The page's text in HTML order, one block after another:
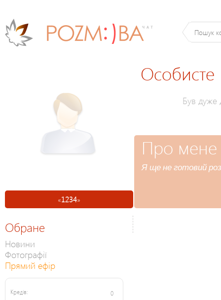
«1234»
Особисте
Був дуже
Про мене
Я ще не готовий
Обране
Новини
Фотографії
Прямий ефір
Кредів: 0